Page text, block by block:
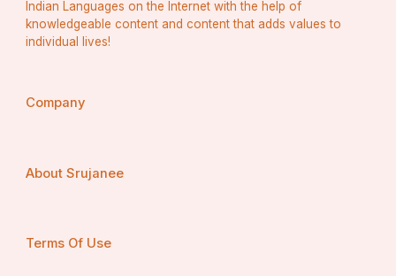
Indian Languages on the Internet with the help of
knowledgeable content and content that adds values to
individual lives!
Company
About Srujanee
Terms Of Use